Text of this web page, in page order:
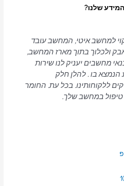
שלנו?
למחשב איטי, המחשב עובד
ולכלוך בתוך מארז המחשב,
מחשבים יעניק לנו שירות
הנמצא בו . להלן חלק
ללקוחותינו. בכל עת. החומר
טיפול במחשב שלך.